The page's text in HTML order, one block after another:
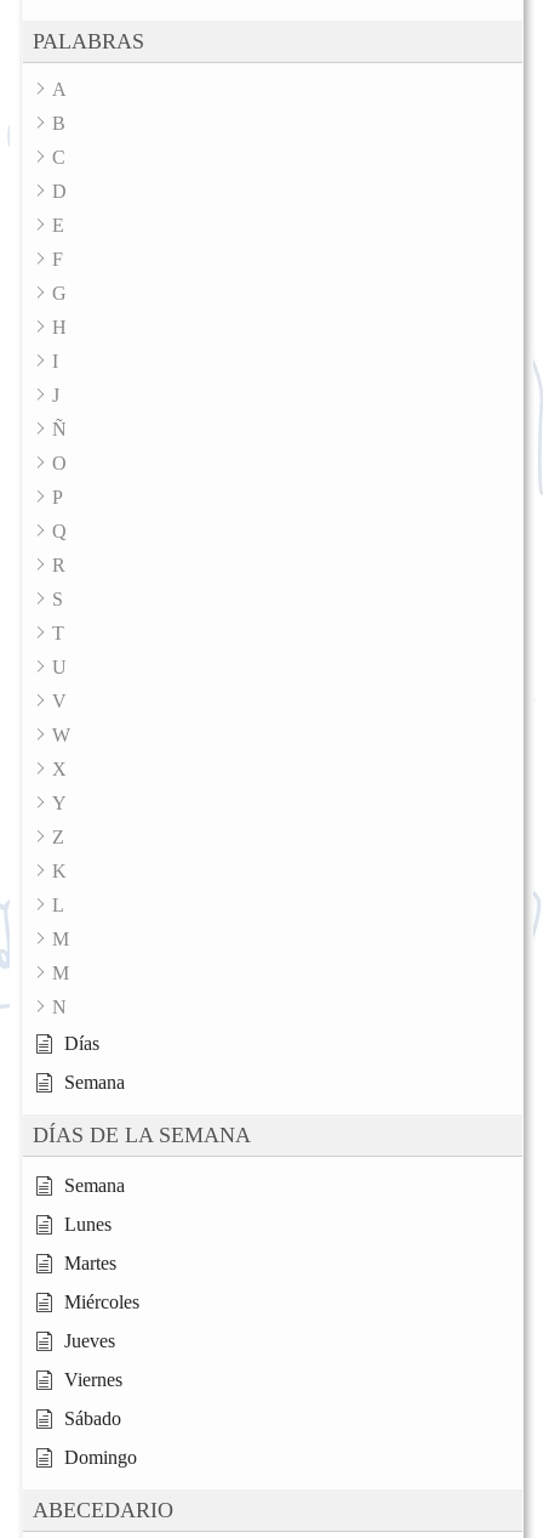
PALABRAS
A
B
C
D
E
F
G
H
I
J
Ñ
O
P
Q
R
S
T
U
V
W
X
Y
Z
K
L
M
M
N
Días
Semana
DÍAS DE LA SEMANA
Semana
Lunes
Martes
Miércoles
Jueves
Viernes
Sábado
Domingo
ABECEDARIO